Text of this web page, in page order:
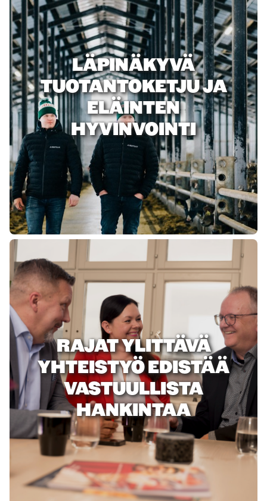
LÄPINÄKYVÄ
TUOTANTOKETJU JA
ELÄINTEN
HYVINVOINTI
RAJAT YLITTÄVÄ
YHTEISTYÖ EDISTÄÄ
VASTUULLISTA
HANKINTAA